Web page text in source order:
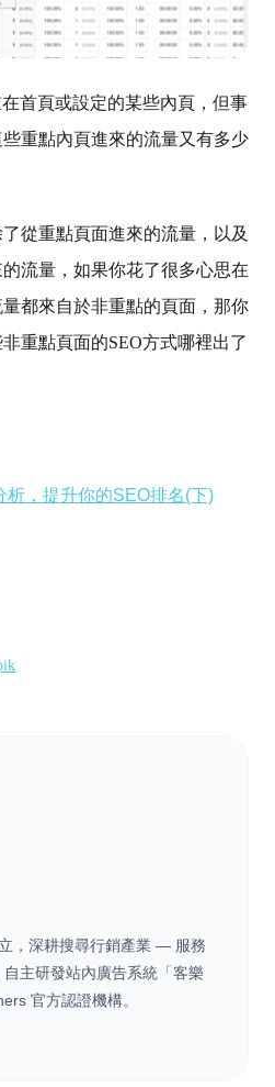
首頁或設定的某些內頁，但事
重點內頁進來的流量又有多少
從重點頁面進來的流量，以及
流量，如果你花了很多心思在
都來自於非重點的頁面，那你
重點頁面的SEO方式哪裡出了
析，提升你的SEO排名(下)
，深耕搜尋行銷產業 — 服務
主研發站內廣告系統「客樂
官方認證機構。